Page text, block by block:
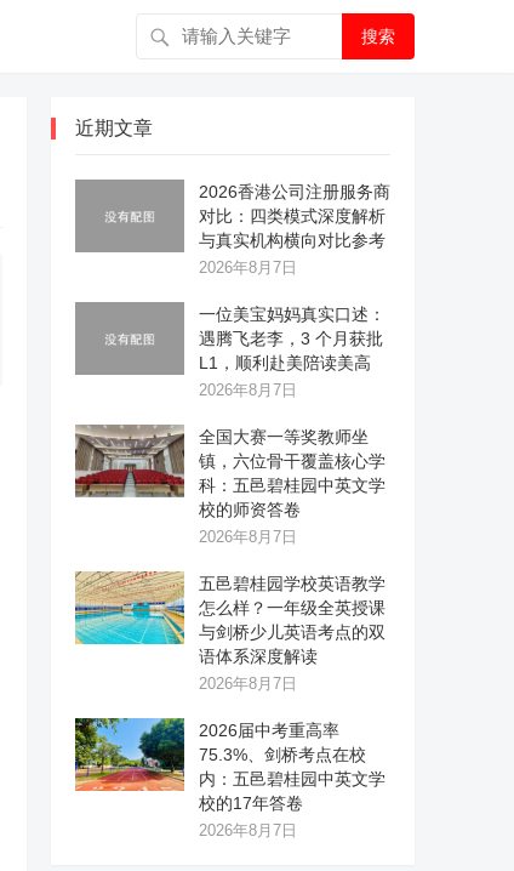
搜索
近期文章
2026香港公司注册服务商
对比：四类模式深度解析
与真实机构横向对比参考
2026年8月7日
一位美宝妈妈真实口述：
遇腾飞老李，3 个月获批
L1，顺利赴美陪读美高
2026年8月7日
全国大赛一等奖教师坐
镇，六位骨干覆盖核心学
科：五邑碧桂园中英文学
校的师资答卷
2026年8月7日
五邑碧桂园学校英语教学
怎么样？一年级全英授课
与剑桥少儿英语考点的双
语体系深度解读
2026年8月7日
2026届中考重高率
75.3%、剑桥考点在校
内：五邑碧桂园中英文学
校的17年答卷
2026年8月7日